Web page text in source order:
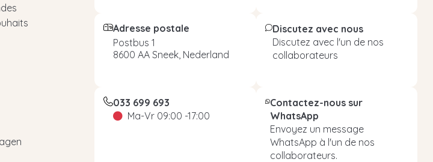
Adresse postale
Postbus 1
8600 AA Sneek, Nederland
Discutez avec nous
Discutez avec l'un de nos
collaborateurs
033 699 693
Ma-Vr 09:00 -17:00
Contactez-nous sur
WhatsApp
Envoyez un message
WhatsApp à l'un de nos
collaborateurs.